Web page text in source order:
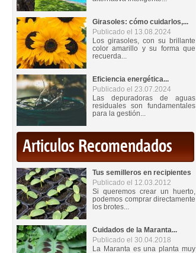
Girasoles: cómo cuidarlos,...
Publicado el 13.08.2024
Los girasoles, con su brillante
color amarillo y su forma que
recuerda...
Eficiencia energética...
Publicado el 23.07.2024
Las depuradoras de aguas
residuales son fundamentales
para la gestión...
Articulos Recomendados
Tus semilleros en recipientes
Publicado el 12.03.2012
Si queremos crear un huerto,
podemos comprar directamente
los brotes...
Cuidados de la Maranta...
Publicado el 30.04.2018
La Maranta es una planta muy